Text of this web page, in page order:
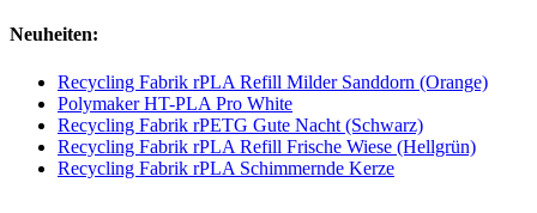
Neuheiten:
Recycling Fabrik rPLA Refill Milder Sanddorn (Orange)
Polymaker HT-PLA Pro White
Recycling Fabrik rPETG Gute Nacht (Schwarz)
Recycling Fabrik rPLA Refill Frische Wiese (Hellgrün)
Recycling Fabrik rPLA Schimmernde Kerze